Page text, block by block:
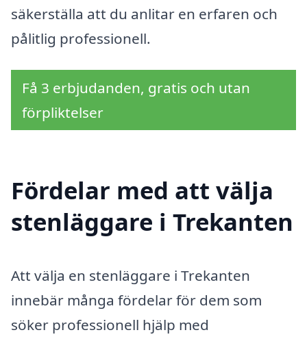
säkerställa att du anlitar en erfaren och
pålitlig professionell.
Få 3 erbjudanden, gratis och utan
förpliktelser
Fördelar med att välja
stenläggare i Trekanten
Att välja en stenläggare i Trekanten
innebär många fördelar för dem som
söker professionell hjälp med